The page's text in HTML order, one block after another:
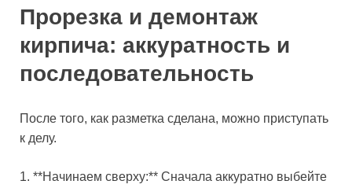
Прорезка и демонтаж
кирпича: аккуратность и
последовательность
После того, как разметка сделана, можно приступать
к делу.
1. **Начинаем сверху:** Сначала аккуратно выбейте